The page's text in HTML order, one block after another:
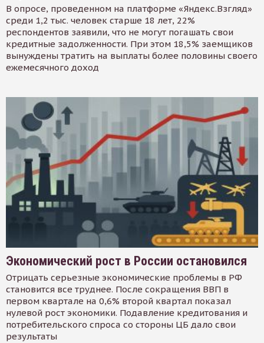
В опросе, проведенном на платформе «Яндекс.Взгляд»
среди 1,2 тыс. человек старше 18 лет, 22%
респондентов заявили, что не могут погашать свои
кредитные задолженности. При этом 18,5% заемщиков
вынуждены тратить на выплаты более половины своего
ежемесячного доход
Экономический рост в России остановился
Отрицать серьезные экономические проблемы в РФ
становится все труднее. После сокращения ВВП в
первом квартале на 0,6% второй квартал показал
нулевой рост экономики. Подавление кредитования и
потребительского спроса со стороны ЦБ дало свои
результаты